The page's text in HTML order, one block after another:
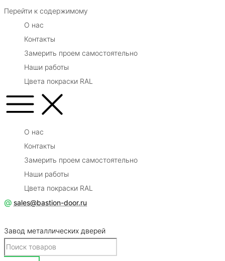
Перейти к содержимому
О нас
Контакты
Замерить проем самостоятельно
Наши работы
Цвета покраски RAL
О нас
Контакты
Замерить проем самостоятельно
Наши работы
Цвета покраски RAL
@ sales@bastion-door.ru
Завод металлических дверей